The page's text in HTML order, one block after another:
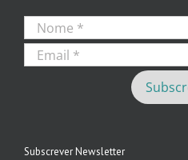
Subscrever Newsletter